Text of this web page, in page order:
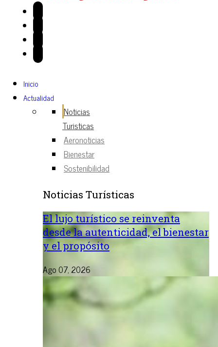
Inicio
Actualidad
Noticias
Turisticas
Aeronoticias
Bienestar
Sostenibilidad
Noticias Turísticas
El lujo turístico se reinventa
desde la autenticidad, el bienestar
y el propósito
Ago 07, 2026